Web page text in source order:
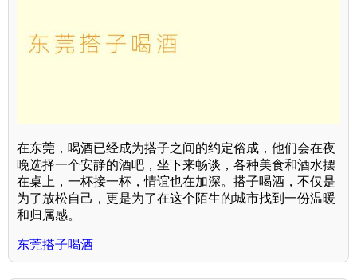
在东莞，喝酒已经成为搭子之间的约定俗成，他们会在夜
晚选择一个安静的酒吧，坐下来畅谈，各种美食和酒水摆
在桌上，一杯接一杯，情谊也在加深。搭子喝酒，不仅是
为了放松自己，更是为了在这个陌生的城市找到一份温暖
和归属感。
东莞搭子喝酒